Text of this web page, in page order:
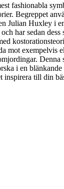
fashionabla
Begreppet
Julian Huxley i
och har sedan
mot exempelvis
Denna
i en
inspirera till din